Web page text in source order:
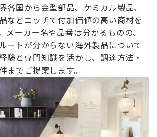
各国から金型部品、ケミカル製品、
などニッチで付加価値の高い商材を
メーカー名や品番は分かるものの、
ートが分からない海外製品について
験と専門知識を活かし、調達方法・
までご提案します。